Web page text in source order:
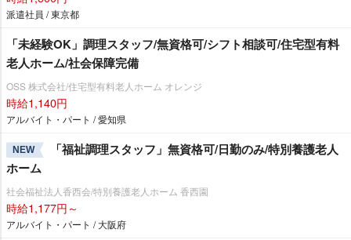
派遣社員 / 東京都
「未経験OK」調理スタッフ/無資格可/シフト相談可/住宅型有料
老人ホーム/社会保障完備
OSS 株式会社/住宅型有料老人ホーム オレンジ
時給1,140円
アルバイト・パート / 愛知県
NEW
「福祉調理スタッフ」無資格可/日勤のみ/特別養護老人
ホーム
社会福祉法人香西会/特別養護老人ホーム 香西園
時給1,177円～
アルバイト・パート / 大阪府